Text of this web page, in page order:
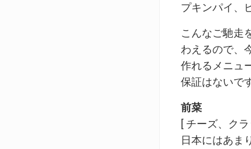
プキンパイ、
こんなご馳走
わえるので、
作れるメニュ
保証はないで
前菜
[ チーズ、ク
日本にはあま